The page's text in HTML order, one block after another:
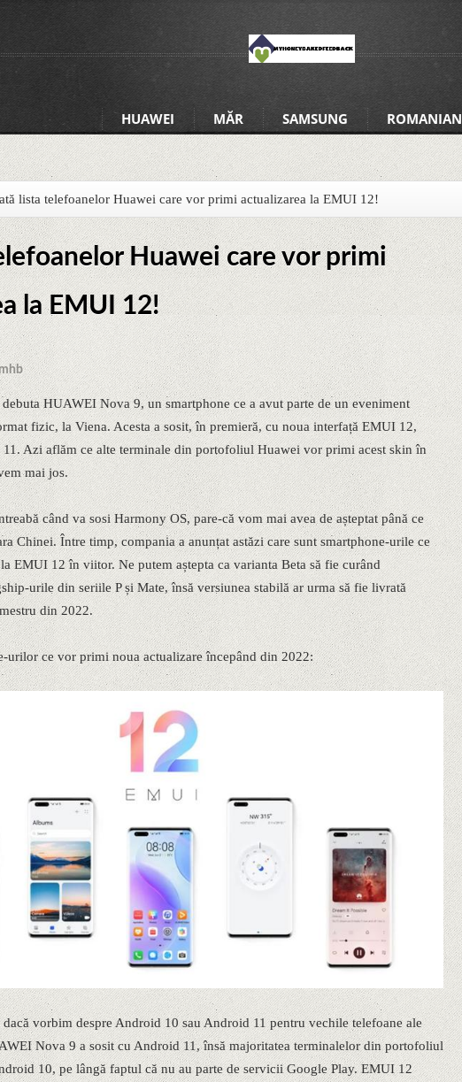
HUAWEI MĂR SAMSUNG ROMANIAN
lista telefoanelor Huawei care vor primi actualizarea la EMUI 12!
Huawei care vor primi
la EMUI 12!
HUAWEI Nova 9, un smartphone ce a avut parte de un eveniment
fizic, la Viena. Acesta a sosit, în premieră, cu noua interfață EMUI 12,
11. Azi aflăm ce alte terminale din portofoliul Huawei vor primi acest skin în
mai jos.
când va sosi Harmony OS, pare-că vom mai avea de așteptat până ce
Chinei. Între timp, compania a anunțat astăzi care sunt smartphone-urile ce
EMUI 12 în viitor. Ne putem aștepta ca varianta Beta să fie curând
urile din seriile P și Mate, însă versiunea stabilă ar urma să fie livrată
din 2022.
urilor ce vor primi noua actualizare începând din 2022:
dacă vorbim despre Android 10 sau Android 11 pentru vechile telefoane ale
Nova 9 a sosit cu Android 11, însă majoritatea terminalelor din portofoliul
10, pe lângă faptul că nu au parte de servicii Google Play. EMUI 12